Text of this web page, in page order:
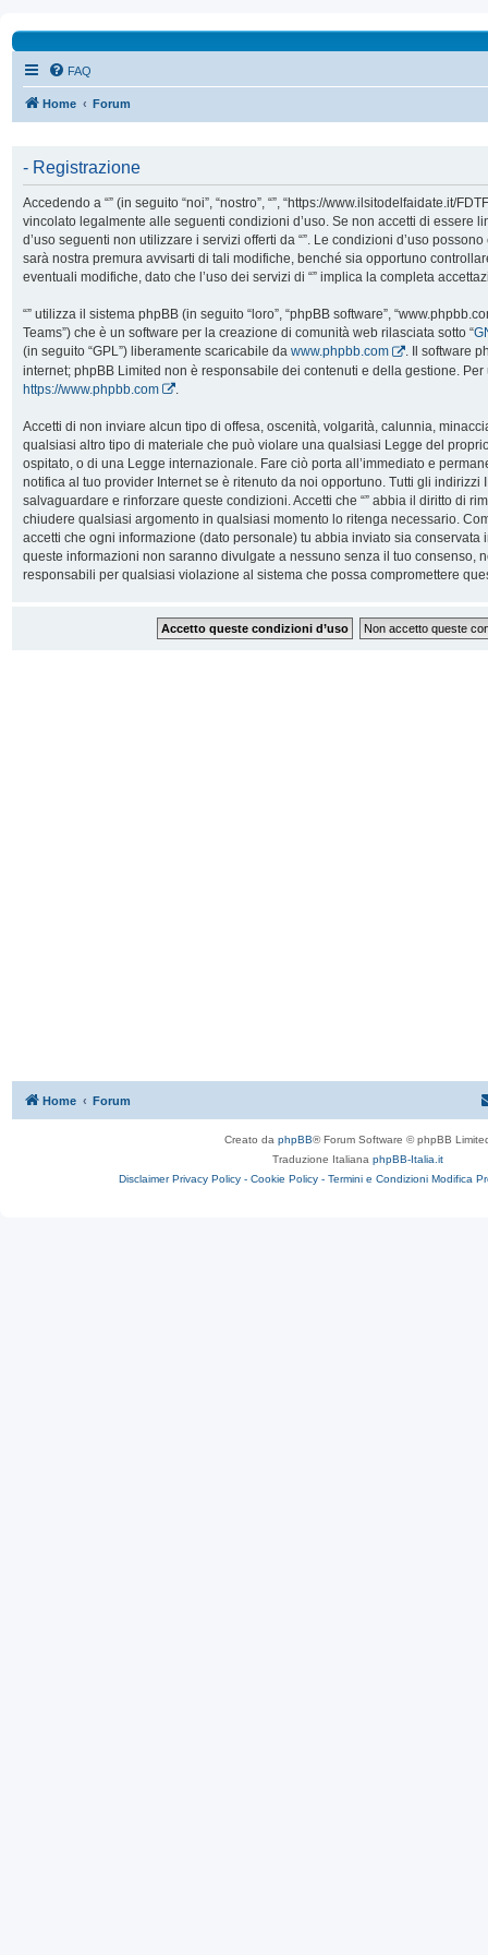
FAQ
Home Forum
- Registrazione
Accedendo a “” (in seguito “noi”, “nostro”, “”, “https://www.ilsitodelfaidate.it/
vincolato legalmente alle seguenti condizioni d’uso. Se non accetti di essere
d’uso seguenti non utilizzare i servizi offerti da “”. Le condizioni d’uso
sarà nostra premura avvisarti di tali modifiche, benché sia opportuno
eventuali modifiche, dato che l’uso dei servizi di “” implica la completa
“” utilizza il sistema phpBB (in seguito “loro”, “phpBB software”,
Teams”) che è un software per la creazione di comunità web rilasciata sotto “
(in seguito “GPL”) liberamente scaricabile da www.phpbb.com
. Il software
internet; phpBB Limited non è responsabile dei contenuti e della gestione.
https://www.phpbb.com
Accetti di non inviare alcun tipo di offesa, oscenità, volgarità, calunnia,
qualsiasi altro tipo di materiale che può violare una qualsiasi Legge del
ospitato, o di una Legge internazionale. Fare ciò porta all’immediato e
notifica al tuo provider Internet se è ritenuto da noi opportuno. Tutti gli indirizzi
salvaguardare e rinforzare queste condizioni. Accetti che “” abbia il diritto di
chiudere qualsiasi argomento in qualsiasi momento lo ritenga necessario.
accetti che ogni informazione (dato personale) tu abbia inviato sia conservata
queste informazioni non saranno divulgate a nessuno senza il tuo consenso,
responsabili per qualsiasi violazione al sistema che possa compromettere
Home Forum
Creato da phpBB® Forum Software © phpBB
Traduzione Italiana phpBB-Italia.it
Disclaimer Privacy Policy - Cookie Policy - Termini e Condizioni Modifica